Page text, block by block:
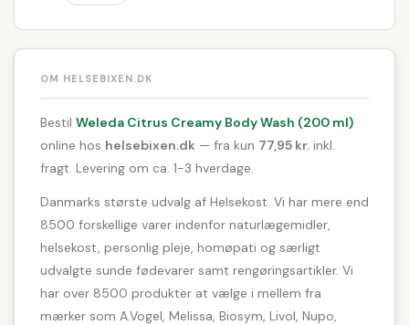
OM HELSEBIXEN.DK
Bestil Weleda Citrus Creamy Body Wash (200 ml)
online hos helsebixen.dk — fra kun 77,95 kr. inkl.
fragt. Levering om ca. 1-3 hverdage.
Danmarks største udvalg af Helsekost. Vi har mere end
8500 forskellige varer indenfor naturlægemidler,
helsekost, personlig pleje, homøpati og særligt
udvalgte sunde fødevarer samt rengøringsartikler. Vi
har over 8500 produkter at vælge i mellem fra
mærker som A.Vogel, Melissa, Biosym, Livol, Nupo,